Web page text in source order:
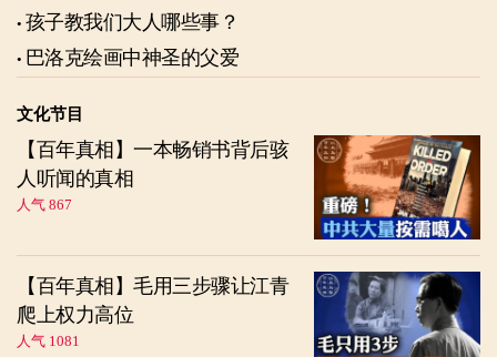
孩子教我们大人哪些事？
巴洛克绘画中神圣的父爱
文化节目
【百年真相】一本畅销书背后骇
人听闻的真相
人气 867
【百年真相】毛用三步骤让江青
爬上权力高位
人气 1081